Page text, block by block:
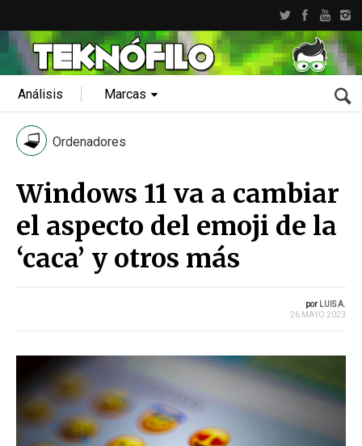
Análisis Marcas
Ordenadores
Windows 11 va a cambiar
el aspecto del emoji de la
‘caca’ y otros más
por LUIS A.
26 MAYO 2023